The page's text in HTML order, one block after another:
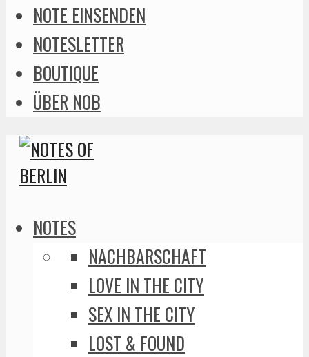
NOTE EINSENDEN
NOTESLETTER
BOUTIQUE
ÜBER NOB
NOTES
NACHBARSCHAFT
LOVE IN THE CITY
SEX IN THE CITY
LOST & FOUND